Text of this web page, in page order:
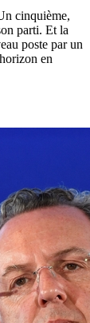
cinquième,
parti. Et la
poste par un
en